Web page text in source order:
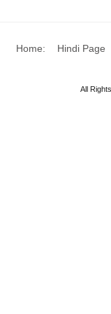
Home: Hindi Page
All